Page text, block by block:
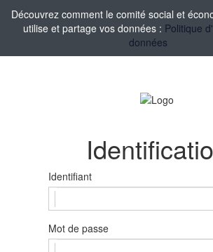
Découvrez comment le comité social et
utilise et partage vos données : Politique
données
Identifiant
Mot de passe